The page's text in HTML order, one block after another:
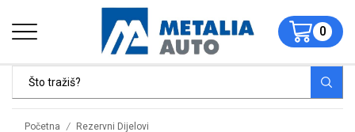
0
Početna / Rezervni Dijelovi